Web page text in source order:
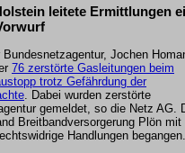
leitete Ermittlungen
Jochen
76 zerstörte Gasleitungen beim
trotz Gefährdung der
. Dabei wurden zerstörte
gemeldet, so die Netz AG.
Breitbandversorgerung Plön mit
Handlungen begangen.